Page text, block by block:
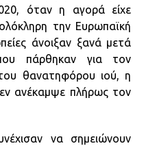
όταν η αγορά είχε
την Ευρωπαϊκή
άνοιξαν ξανά μετά
πάρθηκαν για τον
θανατηφόρου ιού, η
ανέκαμψε πλήρως τον
να σημειώνουν